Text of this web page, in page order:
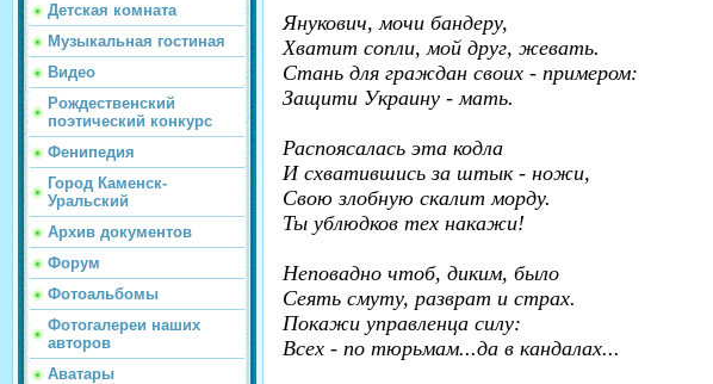
Детская комната
Музыкальная гостиная
Видео
Рождественский
поэтический конкурс
Фенипедия
Город Каменск-
Уральский
Архив документов
Форум
Фотоальбомы
Фотогалереи наших
авторов
Аватары
Янукович, мочи бандеру,
Хватит сопли, мой друг, жевать.
Стань для граждан своих - примером:
Защити Украину - мать.
Распоясалась эта кодла
И схватившись за штык - ножи,
Свою злобную скалит морду.
Ты ублюдков тех накажи!
Неповадно чтоб, диким, было
Сеять смуту, разврат и страх.
Покажи управленца силу:
Всех - по тюрьмам...да в кандалах...